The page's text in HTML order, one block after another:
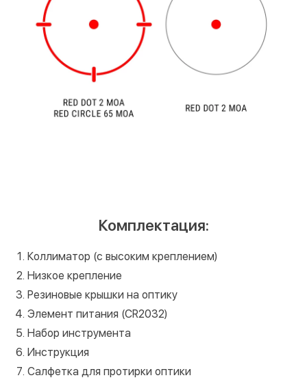
Комплектация:
Коллиматор (с высоким креплением)
Низкое крепление
Резиновые крышки на оптику
Элемент питания (CR2032)
Набор инструмента
Инструкция
Салфетка для протирки оптики